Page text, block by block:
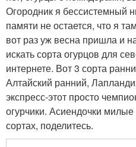
Огородник я бессистемный
памяти не остается, что я
вот раз уж весна пришла и
искать сорта огурцов для
интернете. Вот 3 сорта
Алтайский ранний,
экспресс-этот просто
огурчики. Асиендочки милые
сортах, поделитесь.